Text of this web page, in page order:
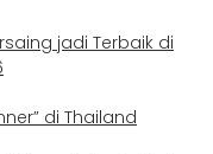
jadi Terbaik di
di Thailand